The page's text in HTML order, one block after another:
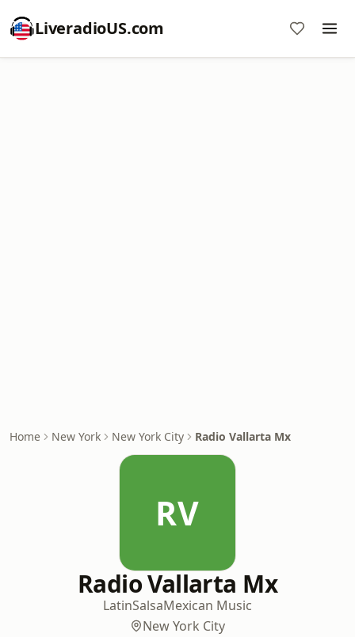
LiveradioUS.com
Home New York New York City Radio Vallarta Mx
RV
Radio Vallarta Mx
LatinSalsaMexican Music
New York City